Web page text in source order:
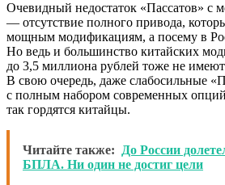
Очевидный недостаток «Пассатов» с
— отсутствие полного привода,
мощным модификациям, а посему в
Но ведь и большинство китайских
до 3,5 миллиона рублей тоже не
В свою очередь, даже слабосильные
с полным набором современных
так гордятся китайцы.
Читайте также: До России
БПЛА. Ни один не достиг цели